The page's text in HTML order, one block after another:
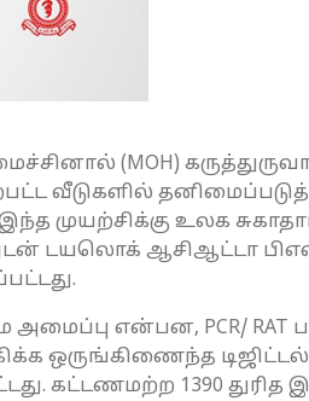
(MOH)
வீடுகளில்
முயற்சிக்கு உலக
டயலொக் ஆசிஆட்டா
என்பன, PCR/ RAT
ஒருங்கிணைந்த
கட்டணமற்ற 1390 துரித